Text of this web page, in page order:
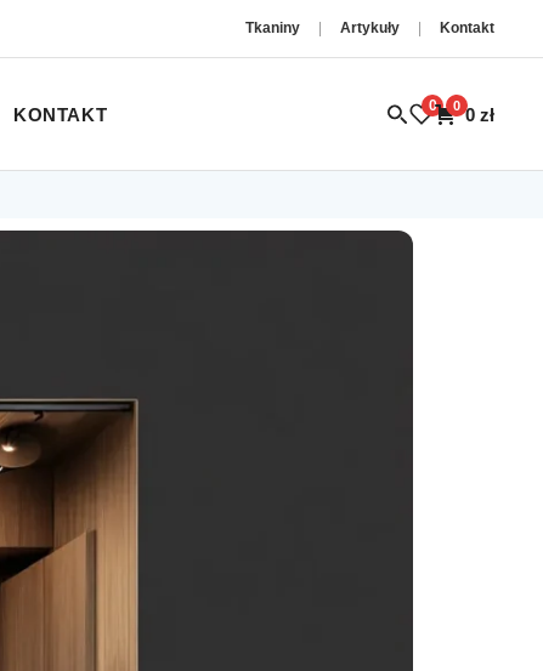
Tkaniny Artykuły Kontakt
KONTAKT 0 0 0 zł